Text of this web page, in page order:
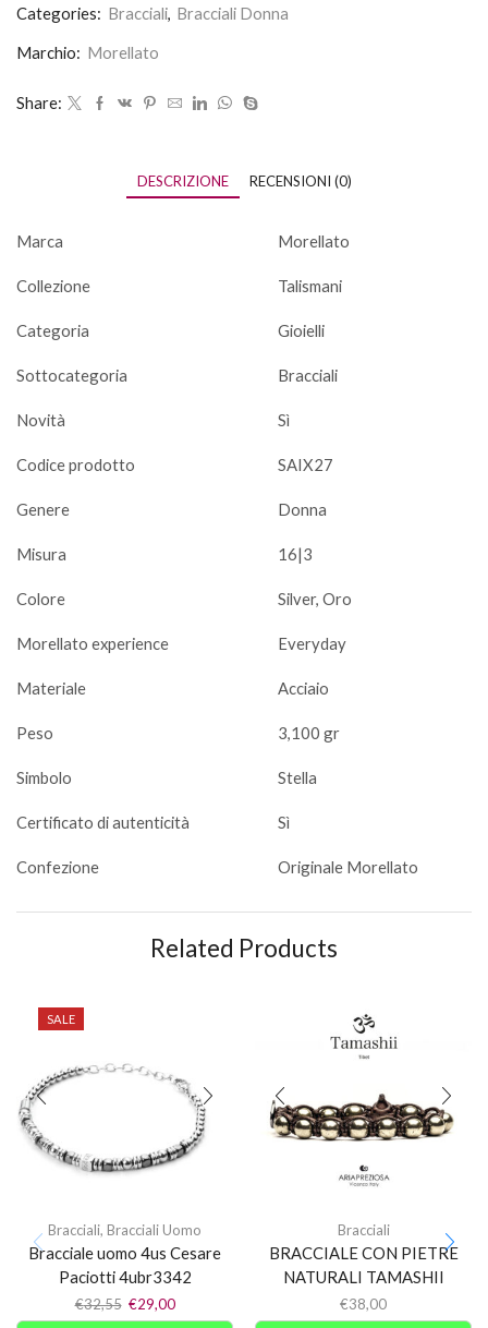
Categories: Bracciali, Bracciali Donna
Marchio: Morellato
Share:
DESCRIZIONE RECENSIONI (0)
Marca Morellato
Collezione Talismani
Categoria Gioielli
Sottocategoria Bracciali
Novità Sì
Codice prodotto SAIX27
Genere Donna
Misura 16|3
Colore Silver, Oro
Morellato experience Everyday
Materiale Acciaio
Peso 3,100 gr
Simbolo Stella
Certificato di autenticità Sì
Confezione Originale Morellato
Related Products
SALE
Bracciali, Bracciali Uomo
Bracciale uomo 4us Cesare
Paciotti 4ubr3342
€32,55 €29,00
Bracciali
BRACCIALE CON PIETRE
NATURALI TAMASHII
€38,00